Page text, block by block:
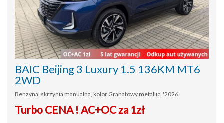
BAIC Beijing 3 Luxury 1.5 136KM MT6
2WD
Benzyna, skrzynia manualna, kolor Granatowy metallic, '2026
Turbo CENA ! AC+OC za 1zł